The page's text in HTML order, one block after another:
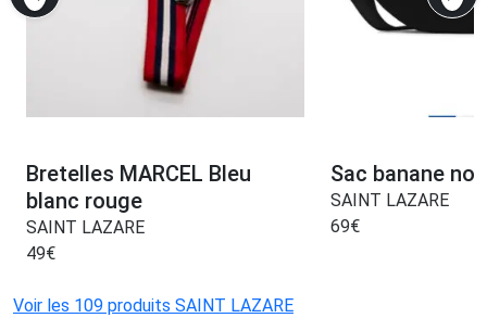
Bretelles MARCEL Bleu
blanc rouge
SAINT LAZARE
49€
Sac banane noir
SAINT LAZARE
69€
Voir les 109 produits SAINT LAZARE